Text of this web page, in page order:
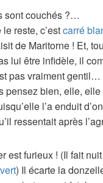
sont couchés ?…
reste, c’estcarré
de Maritorne ! Et,
lui être infidèle, il
pas vraiment
pensez bien, elle,
l’a enduit
ressentait après
est furieux ! (Il fait
) Il écarte la